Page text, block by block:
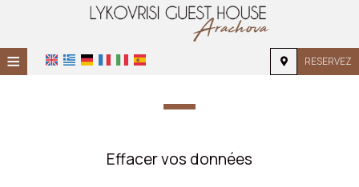
≡ RESERVEZ
HÉBERGEMENT
Effacer vos données